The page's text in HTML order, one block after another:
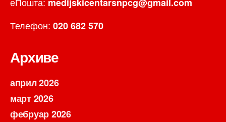
Телефон: 020 682 570
Архиве
април 2026
март 2026
фебруар 2026